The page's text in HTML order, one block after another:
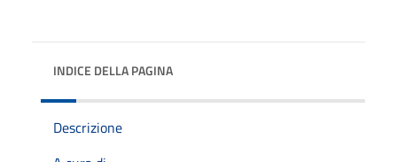
INDICE DELLA PAGINA
Descrizione